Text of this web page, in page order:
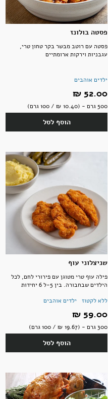
פסטה בולונז
פסטה עם רוטב מבשר בקר טחון טרי,
עגבניות וירקות ארומתיים
ילדים אוהבים
52.00 ‏₪
500 גרם - (10.40 ‏₪ / 100 גרם)
הוסף לסל
שניצלוני עוף
פילה עוף טרי מטוגן עם פירורי לחם, לכל
הילדים שבחבורה. בין 5-ל 6 יחידות
ללא לקטוז
ילדים אוהבים
59.00 ‏₪
300 גרם - (19.67 ‏₪ / 100 גרם)
הוסף לסל